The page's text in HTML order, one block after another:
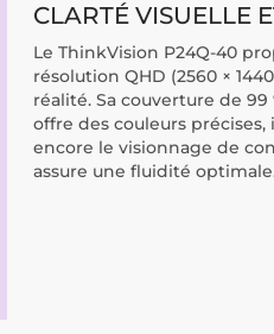
CLARTÉ VISUELLE
Le ThinkVision P24Q-40
résolution QHD (2560 ×
réalité. Sa couverture de
offre des couleurs
encore le visionnage de
assure une fluidité